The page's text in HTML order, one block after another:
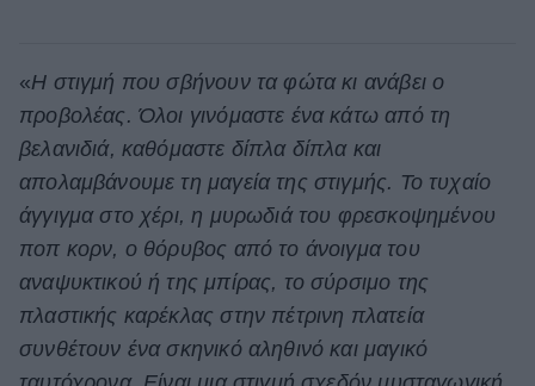
«Η στιγμή που σβήνουν τα φώτα κι ανάβει ο
προβολέας. Όλοι γινόμαστε ένα κάτω από τη
βελανιδιά, καθόμαστε δίπλα δίπλα και
απολαμβάνουμε τη μαγεία της στιγμής. Το τυχαίο
άγγιγμα στο χέρι, η μυρωδιά του φρεσκοψημένου
ποπ κορν, ο θόρυβος από το άνοιγμα του
αναψυκτικού ή της μπίρας, το σύρσιμο της
πλαστικής καρέκλας στην πέτρινη πλατεία
συνθέτουν ένα σκηνικό αληθινό και μαγικό